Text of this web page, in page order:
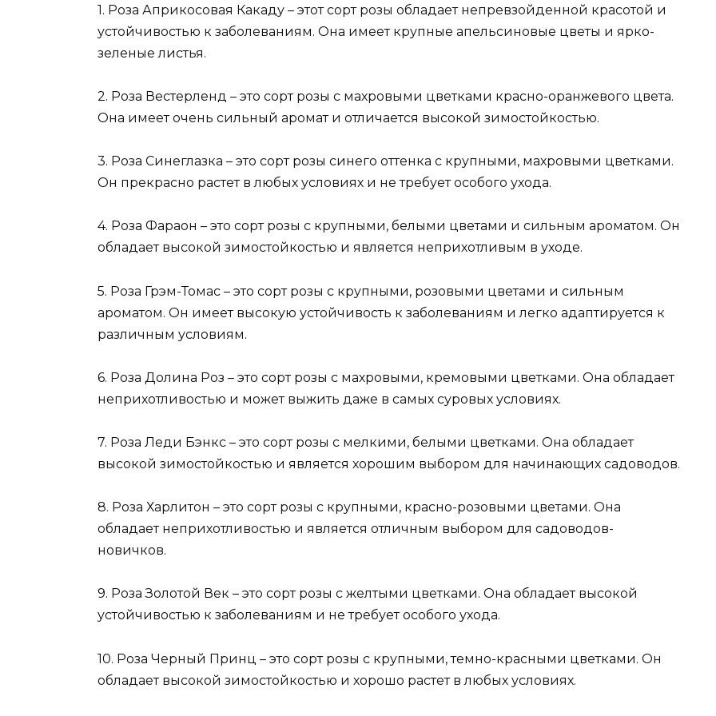
1. Роза Априкосовая Какаду – этот сорт розы обладает непревзойденной красотой и
устойчивостью к заболеваниям. Она имеет крупные апельсиновые цветы и ярко-
зеленые листья.
2. Роза Вестерленд – это сорт розы с махровыми цветками красно-оранжевого цвета.
Она имеет очень сильный аромат и отличается высокой зимостойкостью.
3. Роза Синеглазка – это сорт розы синего оттенка с крупными, махровыми цветками.
Он прекрасно растет в любых условиях и не требует особого ухода.
4. Роза Фараон – это сорт розы с крупными, белыми цветами и сильным ароматом. Он
обладает высокой зимостойкостью и является неприхотливым в уходе.
5. Роза Грэм-Томас – это сорт розы с крупными, розовыми цветами и сильным
ароматом. Он имеет высокую устойчивость к заболеваниям и легко адаптируется к
различным условиям.
6. Роза Долина Роз – это сорт розы с махровыми, кремовыми цветками. Она обладает
неприхотливостью и может выжить даже в самых суровых условиях.
7. Роза Леди Бэнкс – это сорт розы с мелкими, белыми цветками. Она обладает
высокой зимостойкостью и является хорошим выбором для начинающих садоводов.
8. Роза Харлитон – это сорт розы с крупными, красно-розовыми цветами. Она
обладает неприхотливостью и является отличным выбором для садоводов-
новичков.
9. Роза Золотой Век – это сорт розы с желтыми цветками. Она обладает высокой
устойчивостью к заболеваниям и не требует особого ухода.
10. Роза Черный Принц – это сорт розы с крупными, темно-красными цветками. Он
обладает высокой зимостойкостью и хорошо растет в любых условиях.